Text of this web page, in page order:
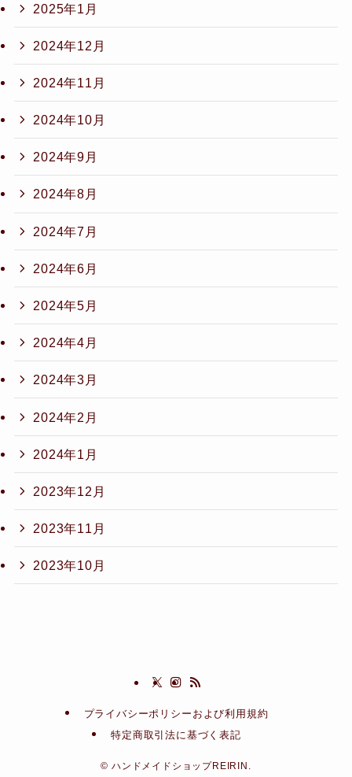
2025年1月
2024年12月
2024年11月
2024年10月
2024年9月
2024年8月
2024年7月
2024年6月
2024年5月
2024年4月
2024年3月
2024年2月
2024年1月
2023年12月
2023年11月
2023年10月
プライバシーポリシーおよび利用規約
特定商取引法に基づく表記
© ハンドメイドショップREIRIN.